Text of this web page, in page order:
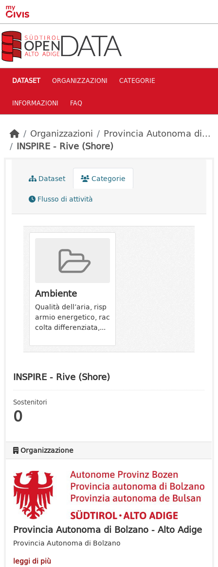
Skip to main content
DATASET ORGANIZZAZIONI CATEGORIE
INFORMAZIONI FAQ
Organizzazioni
Provincia Autonoma di...
INSPIRE - Rive (Shore)
INSPIRE - Rive (Shore)
Sostenitori
0
Organizzazione
Provincia Autonoma di Bolzano - Alto Adige
Provincia Autonoma di Bolzano
leggi di più
Dataset
Categorie
Flusso di attività
Ambiente
Qualità dell’aria, risp
armio energetico, rac
colta differenziata,...